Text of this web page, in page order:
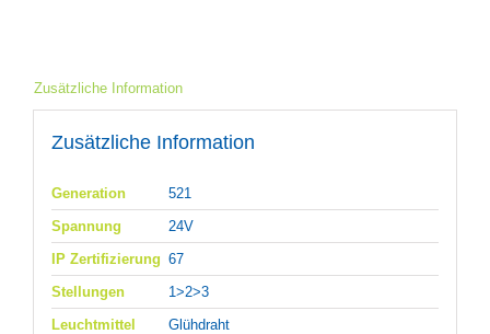
Zusätzliche Information
Zusätzliche Information
Generation
521
Spannung
24V
IP Zertifizierung 67
Stellungen
1>2>3
Leuchtmittel
Glühdraht